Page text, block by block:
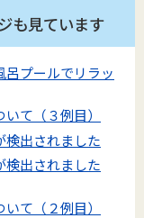
も見ています
プールでリラッ
て（３例目）
検出されました
検出されました
て（２例目）